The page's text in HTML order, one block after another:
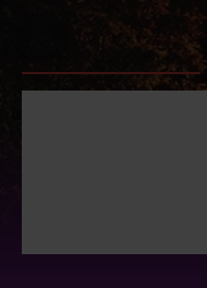
ΕΙΔΑΤΕ ΠΡΟΣΦΑΤΑ